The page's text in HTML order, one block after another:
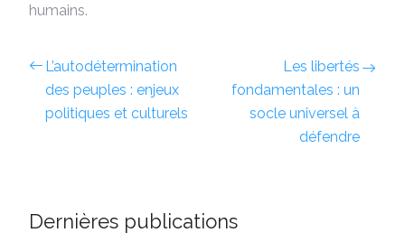
humains.
L’autodétermination
des peuples : enjeux
politiques et culturels
Les libertés
fondamentales : un
socle universel à
défendre
Dernières publications